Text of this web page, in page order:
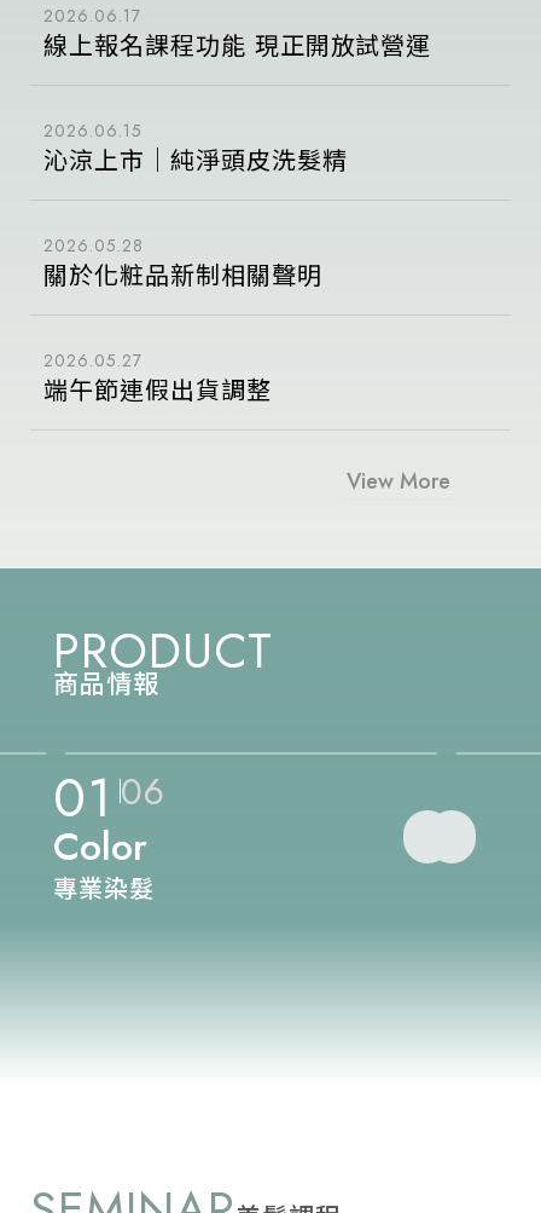
2026.06.17
線上報名課程功能 現正開放試營運
2026.06.15
沁涼上市｜純淨頭皮洗髮精
2026.05.28
關於化粧品新制相關聲明
2026.05.27
端午節連假出貨調整
View More
PRODUCT
商品情報
01 06
Color
專業染髮